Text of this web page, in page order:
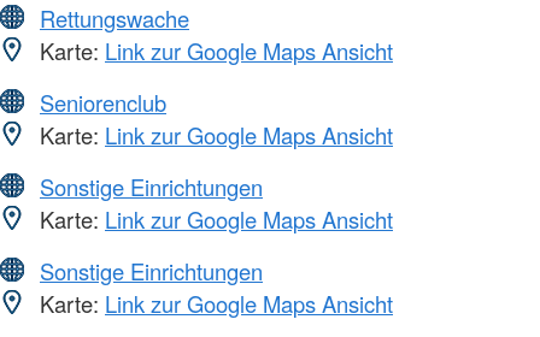
Rettungswache
Karte: Link zur Google Maps Ansicht
Seniorenclub
Karte: Link zur Google Maps Ansicht
Sonstige Einrichtungen
Karte: Link zur Google Maps Ansicht
Sonstige Einrichtungen
Karte: Link zur Google Maps Ansicht